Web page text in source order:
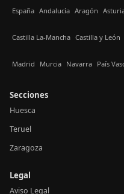
España Andalucía Aragón
Castilla La-Mancha Castilla y León
Madrid Murcia Navarra País
Secciones
Huesca
Teruel
Zaragoza
Legal
Aviso Legal